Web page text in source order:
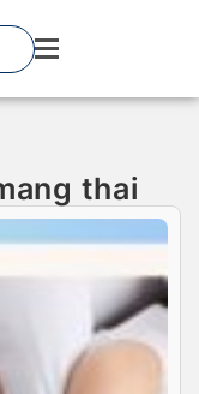
thai